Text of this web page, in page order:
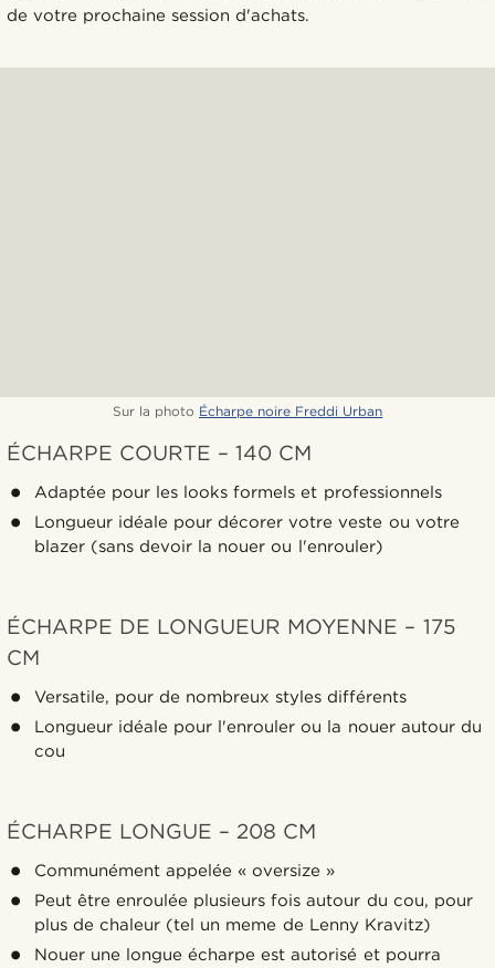
de votre prochaine session d'achats.
Sur la photo Écharpe noire Freddi Urban
ÉCHARPE COURTE – 140 CM
Adaptée pour les looks formels et professionnels
Longueur idéale pour décorer votre veste ou votre
blazer (sans devoir la nouer ou l'enrouler)
ÉCHARPE DE LONGUEUR MOYENNE – 175
CM
Versatile, pour de nombreux styles différents
Longueur idéale pour l'enrouler ou la nouer autour du
cou
ÉCHARPE LONGUE – 208 CM
Communément appelée « oversize »
Peut être enroulée plusieurs fois autour du cou, pour
plus de chaleur (tel un meme de Lenny Kravitz)
Nouer une longue écharpe est autorisé et pourra